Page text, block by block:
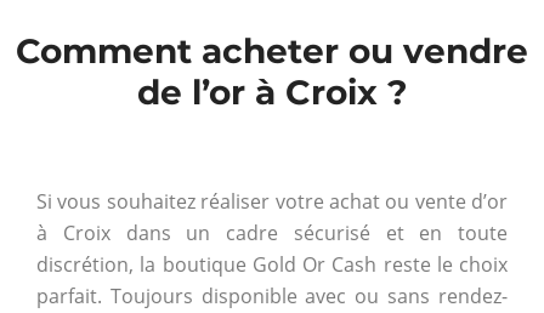
Comment acheter ou vendre
de l’or à Croix ?
Si vous souhaitez réaliser votre achat ou vente d’or
à Croix dans un cadre sécurisé et en toute
discrétion, la boutique Gold Or Cash reste le choix
parfait. Toujours disponible avec ou sans rendez-